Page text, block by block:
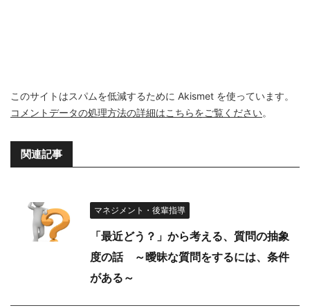
このサイトはスパムを低減するために Akismet を使っています。
コメントデータの処理方法の詳細はこちらをご覧ください。
関連記事
マネジメント・後輩指導
「最近どう？」から考える、質問の抽象
度の話 ～曖昧な質問をするには、条件
がある～